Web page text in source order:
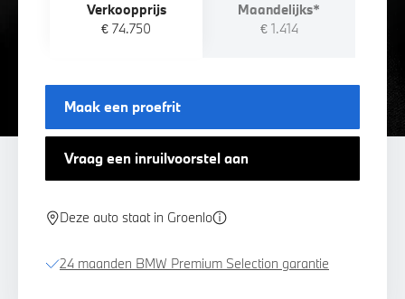
Verkoopprijs
€ 74.750
Maandelijks*
€ 1.414
Maak een proefrit
Vraag een inruilvoorstel aan
Deze auto staat in Groenlo
24 maanden BMW Premium Selection garantie